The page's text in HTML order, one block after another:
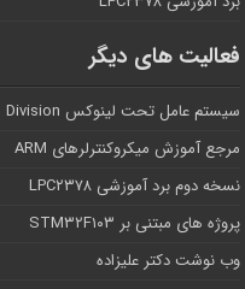
فعالیت های دیگر
سیستم عامل تحت لینوکس Division
مرجع آموزش میکروکنترلرهای ARM
نسخه دوم برد آموزشی LPC۲۳۷۸
پروژه های مبتنی بر STM۳۲F۱۰۳
وب نوشت دکتر علیزاده